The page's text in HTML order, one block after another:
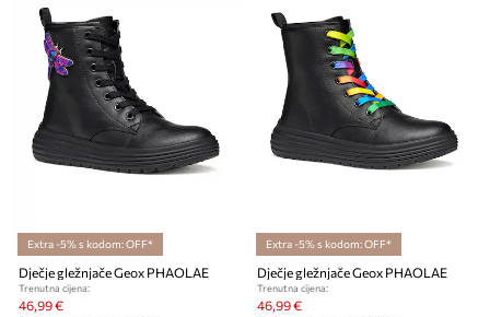
Extra -5% s kodom: OFF*
Dječje gležnjače Geox PHAOLAE
Trenutna cijena:
46,99 €
Extra -5% s kodom: OFF*
Dječje gležnjače Geox PHAOLAE
Trenutna cijena:
46,99 €